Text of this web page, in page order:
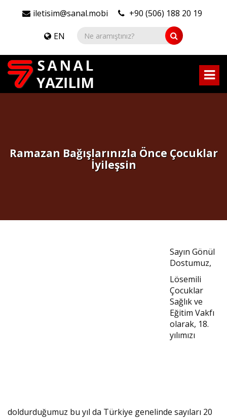
iletisim@sanal.mobi +90 (506) 188 20 19
EN
Ramazan Bağışlarınızla Önce Çocuklar
İyileşsin
Sayın Gönül
Dostumuz,
Lösemili
Çocuklar
Sağlık ve
Eğitim Vakfı
olarak, 18.
yılımızı
doldurduğumuz bu yıl da Türkiye genelinde sayıları 20